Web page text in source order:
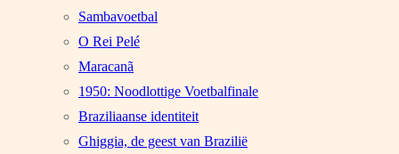
Sambavoetbal
O Rei Pelé
Maracanã
1950: Noodlottige Voetbalfinale
Braziliaanse identiteit
Ghiggia, de geest van Brazilië